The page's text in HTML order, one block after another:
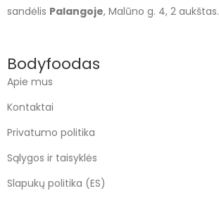
sandėlis Palangoje, Malūno g. 4, 2 aukštas.
Bodyfoodas
Apie mus
Kontaktai
Privatumo politika
Sąlygos ir taisyklės
Slapukų politika (ES)